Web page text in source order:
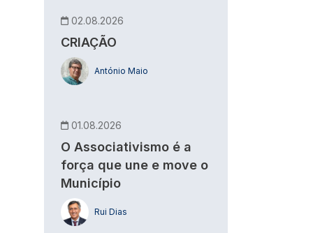
02.08.2026
CRIAÇÃO
António Maio
01.08.2026
O Associativismo é a
força que une e move o
Município
Rui Dias